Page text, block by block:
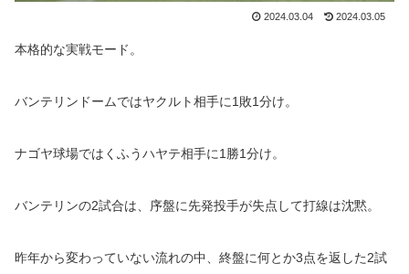
2024.03.04 2024.03.05
本格的な実戦モード。
バンテリンドームではヤクルト相手に1敗1分け。
ナゴヤ球場ではくふうハヤテ相手に1勝1分け。
バンテリンの2試合は、序盤に先発投手が失点して打線は沈黙。
昨年から変わっていない流れの中、終盤に何とか3点を返した2試